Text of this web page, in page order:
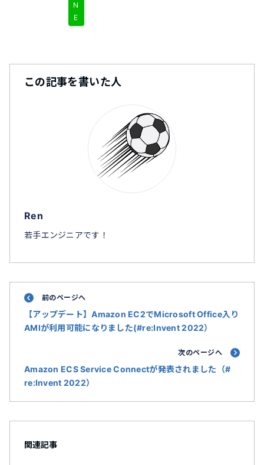
N
E
この記事を書いた人
Ren
若手エンジニアです！
前のページへ
【アップデート】Amazon EC2でMicrosoft Office入り
AMIが利用可能になりました(#re:Invent 2022）
次のページへ
Amazon ECS Service Connectが発表されました（#
re:Invent 2022）
関連記事